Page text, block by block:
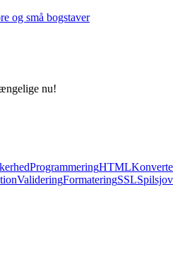
og små bogstaver
nu!
ProgrammeringHTML
ValideringFormateringSSLSpilsjov